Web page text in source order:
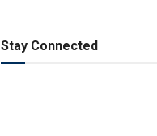
Stay Connected